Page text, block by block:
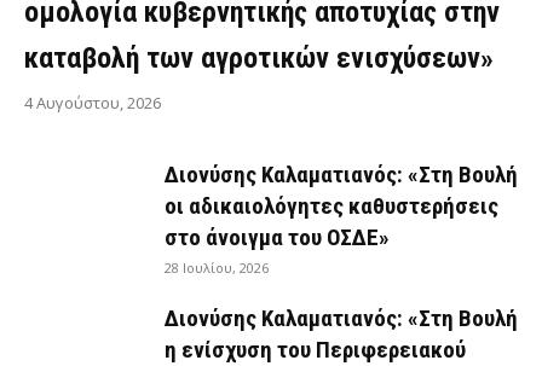
ομολογία κυβερνητικής αποτυχίας στην
καταβολή των αγροτικών ενισχύσεων»
4 Αυγούστου, 2026
Διονύσης Καλαματιανός: «Στη Βουλή
οι αδικαιολόγητες καθυστερήσεις
στο άνοιγμα του ΟΣΔΕ»
28 Ιουλίου, 2026
Διονύσης Καλαματιανός: «Στη Βουλή
η ενίσχυση του Περιφερειακού